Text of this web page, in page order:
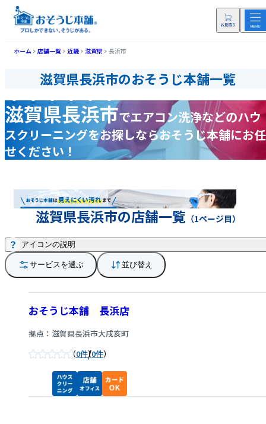
ホーム 店舗一覧 近畿 滋賀県 長浜市
滋賀県長浜市のおそうじ本舗一覧
滋賀県長浜市でエアコン洗浄などのハウ
スクリーニングをお探しならおそうじ本舗にお任
せください！
滋賀県長浜市の店舗一覧 （1ページ目）
サービスを選ぶ 並び替え
アイコンの説明
おそうじ本舗 長浜店
拠点：滋賀県長浜市大戌亥町
0件/0件